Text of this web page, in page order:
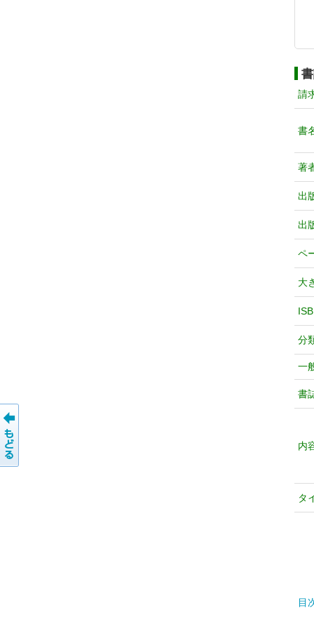
請
書
著
出
出
ペ
大
分
一
書
内
タ
目